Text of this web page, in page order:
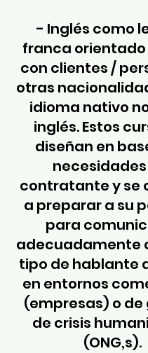
- Inglés como
franca
con clientes /
otras
idioma nativo
inglés. Estos
diseñan en
contratante y se
a preparar a su
para
adecuadamente
tipo de hablante
en entornos
(empresas) o de
de crisis
(ONG,s).